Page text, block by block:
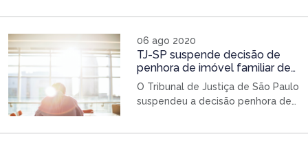
da Lei 13.606/2018, que permitiu à
Fazenda Pública bloquear bens
sem decisão judicial ou direito ao
contraditório. A norma inseriu novo
artigo na Lei 10.522/2002, que
06 ago 2020
TJ-SP suspende decisão de
penhora de imóvel familiar de
alto padrão
O Tribunal de Justiça de São Paulo
suspendeu a decisão penhora de